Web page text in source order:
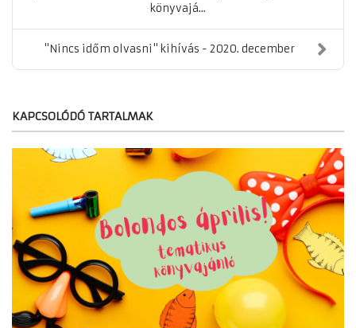
könyvajá...
"Nincs időm olvasni" kihívás - 2020. december
KAPCSOLÓDÓ TARTALMAK